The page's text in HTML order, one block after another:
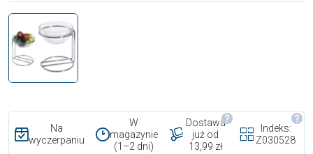
Na
wyczerpaniu
W
magazynie
(1–2 dni)
Dostawa
już od
13,99 zł
Indeks:
Z030528